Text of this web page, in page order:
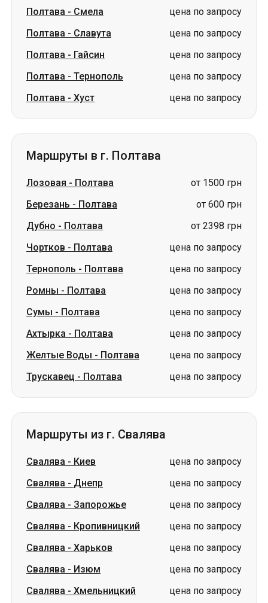
Полтава - Смела
цена по запросу
Полтава - Славута
цена по запросу
Полтава - Гайсин
цена по запросу
Полтава - Тернополь
цена по запросу
Полтава - Хуст цена по запросу
Маршруты в г. Полтава
Лозовая - Полтава
от 1500 грн
Березань - Полтава
от 600 грн
Дубно - Полтава
от 2398 грн
Чортков - Полтава
цена по запросу
Тернополь - Полтава
цена по запросу
Ромны - Полтава
цена по запросу
Сумы - Полтава
цена по запросу
Ахтырка - Полтава
цена по запросу
Желтые Воды - Полтава
цена по запросу
Трускавец - Полтава цена по запросу
Маршруты из г. Свалява
Свалява - Киев
цена по запросу
Свалява - Днепр
цена по запросу
Свалява - Запорожье
цена по запросу
Свалява - Кропивницкий
цена по запросу
Свалява - Харьков
цена по запросу
Свалява - Изюм
цена по запросу
Свалява - Хмельницкий
цена по запросу